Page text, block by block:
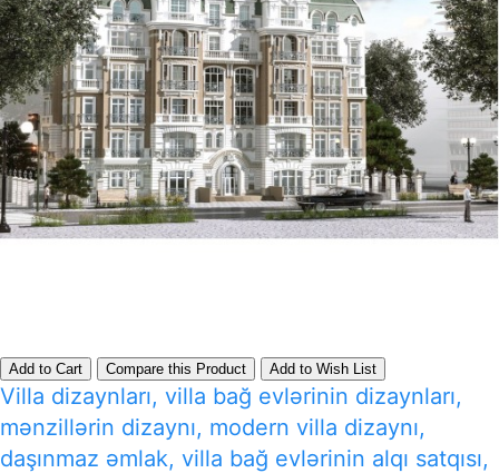
Add to Cart Compare this Product Add to Wish List
Villa dizaynları, villa bağ evlərinin dizaynları,
mənzillərin dizaynı, modern villa dizaynı,
daşınmaz əmlak, villa bağ evlərinin alqı satqısı,